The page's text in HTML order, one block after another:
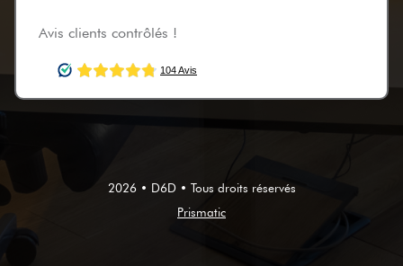
Avis clients contrôlés !
2026 • D6D • Tous droits réservés
Prismatic